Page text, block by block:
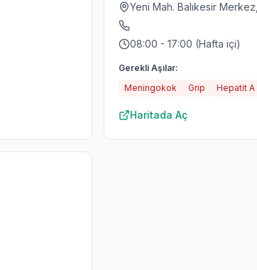
Yeni Mah. Balıkesir
08:00 - 17:00 (Hafta içi)
Gerekli Aşılar:
Meningokok
Grip Hepatit A
Haritada Aç